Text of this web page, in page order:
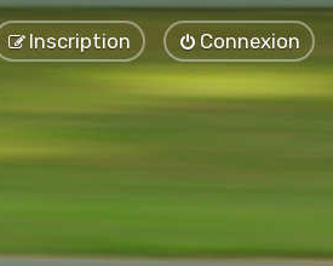
Connexion
Inscription